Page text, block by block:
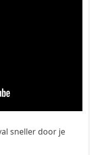
sneller door je